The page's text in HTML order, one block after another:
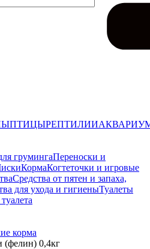
ПТИЦЫРЕПТИЛИИ
грумингаПереноски и
КормаКогтеточки и игровые
Средства от пятен и запаха,
для ухода и гигиеныТуалеты
корма
0,4кг